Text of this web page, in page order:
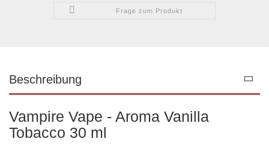
Frage zum Produkt
Beschreibung
Vampire Vape - Aroma Vanilla
Tobacco 30 ml